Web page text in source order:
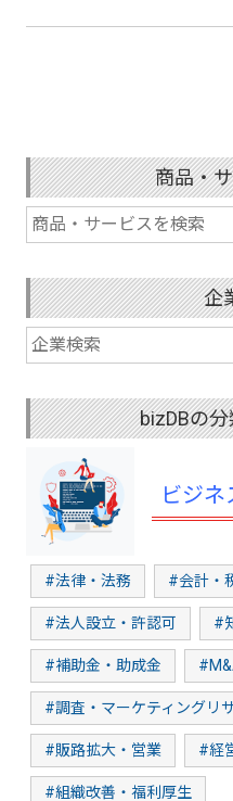
商品・
企
bizDBの
ビジネ
#法律・法務 #会計・
#法人設立・許認可 #
#補助金・助成金
#調査・マーケティングリ
#販路拡大・営業 #経
#組織改善・福利厚生